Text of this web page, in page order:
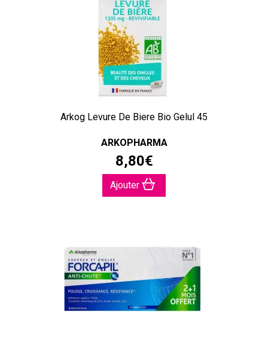
Arkog Levure De Biere Bio Gelul 45
ARKOPHARMA
8,80€
Ajouter